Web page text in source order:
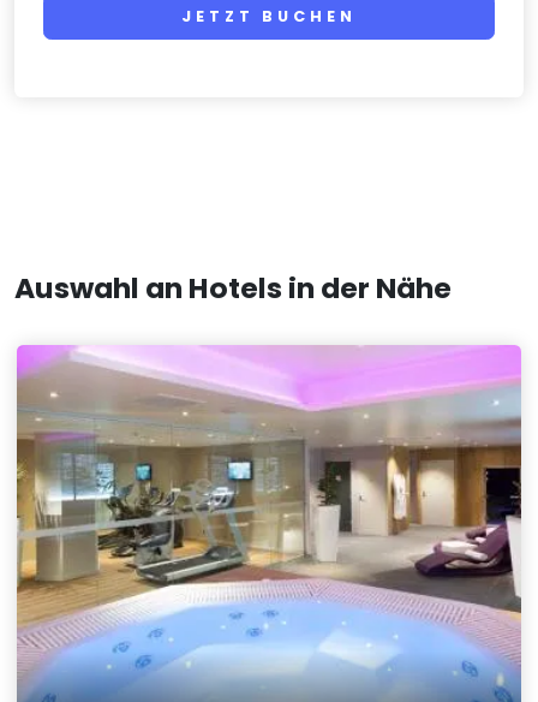
JETZT BUCHEN
Auswahl an Hotels in der Nähe